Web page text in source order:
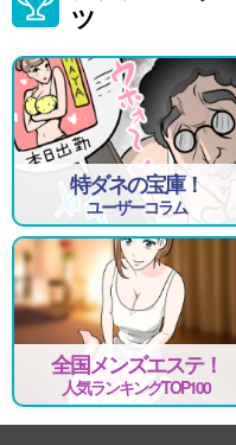
ツ
特ダネの宝庫！
ユーザーコラム
全国メンズエステ！
人気ランキングTOP100